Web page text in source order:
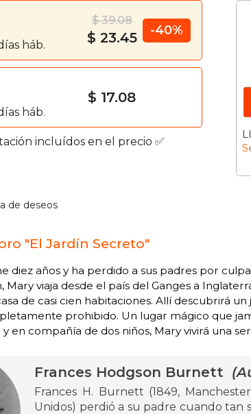
háb.
$ 39.08
$ 23.45 -40%
háb.
$ 17.08
incluídos en el precio ✅
de deseos
"El Jardín Secreto"
diez años y ha perdido a sus padres por
Mary viaja desde el país del Ganges a
de casi cien habitaciones. Allí descubrirá
prohibido. Un lugar mágico que
en compañía de dos niños, Mary vivirá una
Frances Hodgson Burnett
Frances H. Burnett (1849,
Unidos) perdió a su padre cuando tan